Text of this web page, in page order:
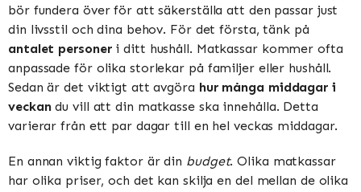
bör fundera över för att säkerställa att den passar just
din livsstil och dina behov. För det första, tänk på
antalet personeri ditt hushåll. Matkassar kommer ofta
anpassade för olika storlekar på familjer eller hushåll.
Sedan är det viktigt att avgöra hur många middagar i
veckandu vill att din matkasse ska innehålla. Detta
varierar från ett par dagar till en hel veckas middagar.
En annan viktig faktor är din budget. Olika matkassar
har olika priser, och det kan skilja en del mellan de olika